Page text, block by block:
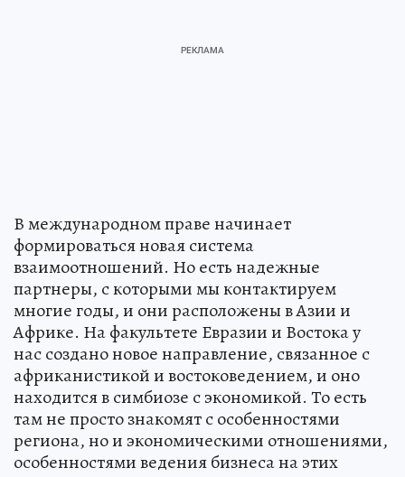
В международном праве начинает
формироваться новая система
взаимоотношений. Но есть надежные
партнеры, с которыми мы контактируем
многие годы, и они расположены в Азии и
Африке. На факультете Евразии и Востока у
нас создано новое направление, связанное с
африканистикой и востоковедением, и оно
находится в симбиозе с экономикой. То есть
там не просто знакомят с особенностями
региона, но и экономическими отношениями,
особенностями ведения бизнеса на этих